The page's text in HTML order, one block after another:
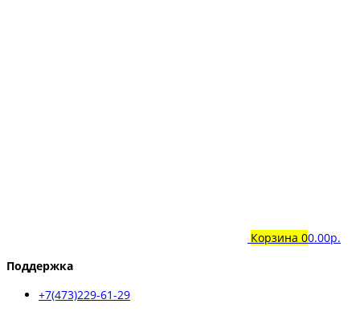
Корзина 00.00р.
Поддержка
+7(473)229-61-29